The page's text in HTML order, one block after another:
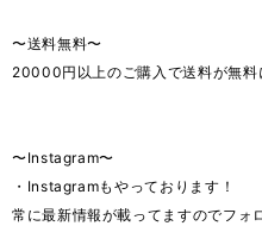
〜送料無料〜
20000円以上のご購入で送料が無料
〜Instagram〜
・Instagramもやっております！
常に最新情報が載ってますのでフォ